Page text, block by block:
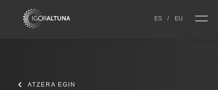
ES / EU
ATZERA EGIN